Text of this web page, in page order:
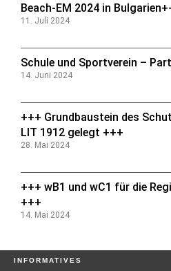
Beach-EM 2024 in
11. Juli 2024
Schule und Sportverein –
14. Juni 2024
+++ Grundbaustein des
LIT 1912 gelegt +++
28. Mai 2024
+++ wB1 und wC1 für die
+++
14. Mai 2024
INFORMATIVES